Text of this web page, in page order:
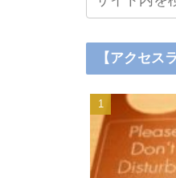
【アクセス